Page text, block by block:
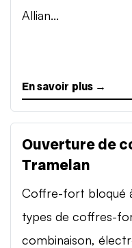
Allian...
En savoir plus →
Ouverture de
Tramelan
Coffre-fort bloqué
types de coffres-
combinaison,